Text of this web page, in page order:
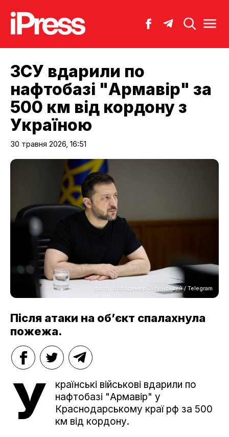
ЗСУ вдарили по
нафтобазі "Армавір" за
500 км від кордону з
Україною
30 травня 2026, 16:51
фото: Володимир Зеленський / Telegram
Після атаки на об’єкт спалахнула
пожежа.
У
країнські військові вдарили по
нафтобазі "Армавір" у
Краснодарському краї рф за 500
км від кордону.